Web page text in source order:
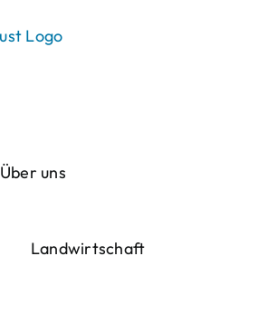
Über uns
Landwirtschaft